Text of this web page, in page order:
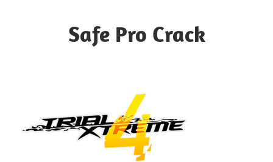
Safe Pro Crack